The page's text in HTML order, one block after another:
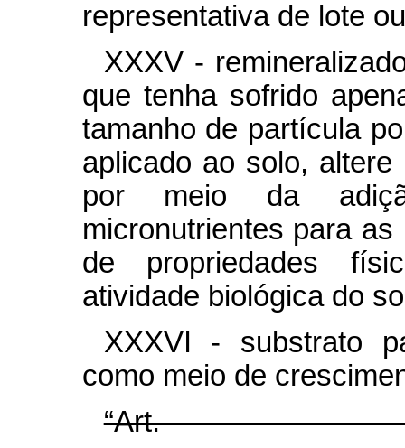
representativa de lote
XXXV -
que tenha sofrido
tamanho de partícula
aplicado ao solo,
por meio da
micronutrientes para
de propriedades
atividade biológica do
XXXVI - substrato
como meio de